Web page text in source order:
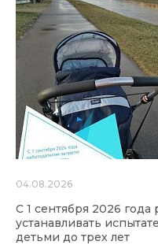
04.08.2026
С 1 сентября 2026 года
устанавливать
детьми до трех лет